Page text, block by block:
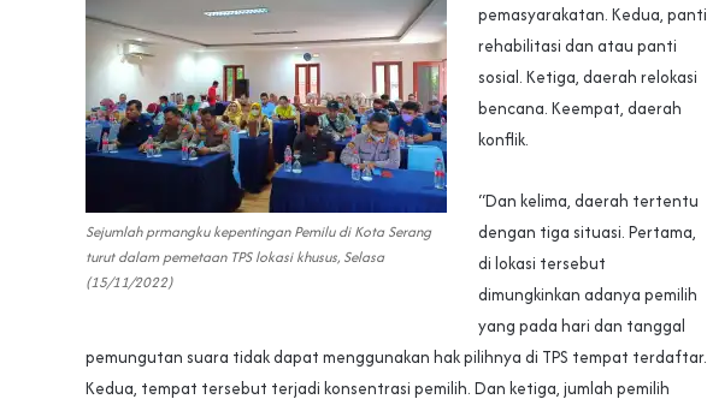
Sejumlah prmangku kepentingan Pemilu di Kota Serang
turut dalam pemetaan TPS lokasi khusus, Selasa
(15/11/2022)
pemasyarakatan. Kedua, panti
rehabilitasi dan atau panti
sosial. Ketiga, daerah relokasi
bencana. Keempat, daerah
konflik.
“Dan kelima, daerah tertentu
dengan tiga situasi. Pertama,
di lokasi tersebut
dimungkinkan adanya pemilih
yang pada hari dan tanggal
pemungutan suara tidak dapat menggunakan hak pilihnya di TPS tempat terdaftar.
Kedua, tempat tersebut terjadi konsentrasi pemilih. Dan ketiga, jumlah pemilih